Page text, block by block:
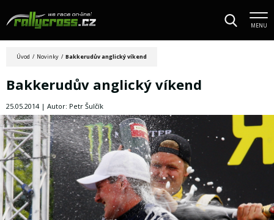
MENU
Úvod / Novinky / Bakkerudův anglický víkend
Bakkerudův anglický víkend
25.05.2014 | Autor: Petr Šulčík